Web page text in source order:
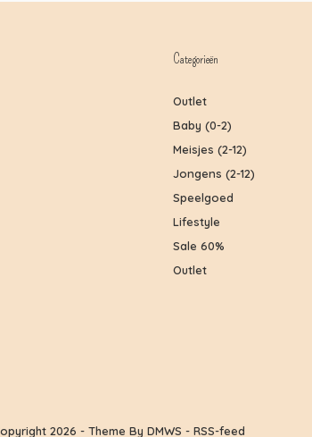
Categorieën
Outlet
Baby (0-2)
Meisjes (2-12)
Jongens (2-12)
Speelgoed
Lifestyle
Sale 60%
Outlet
2026 - Theme By DMWS - RSS-feed